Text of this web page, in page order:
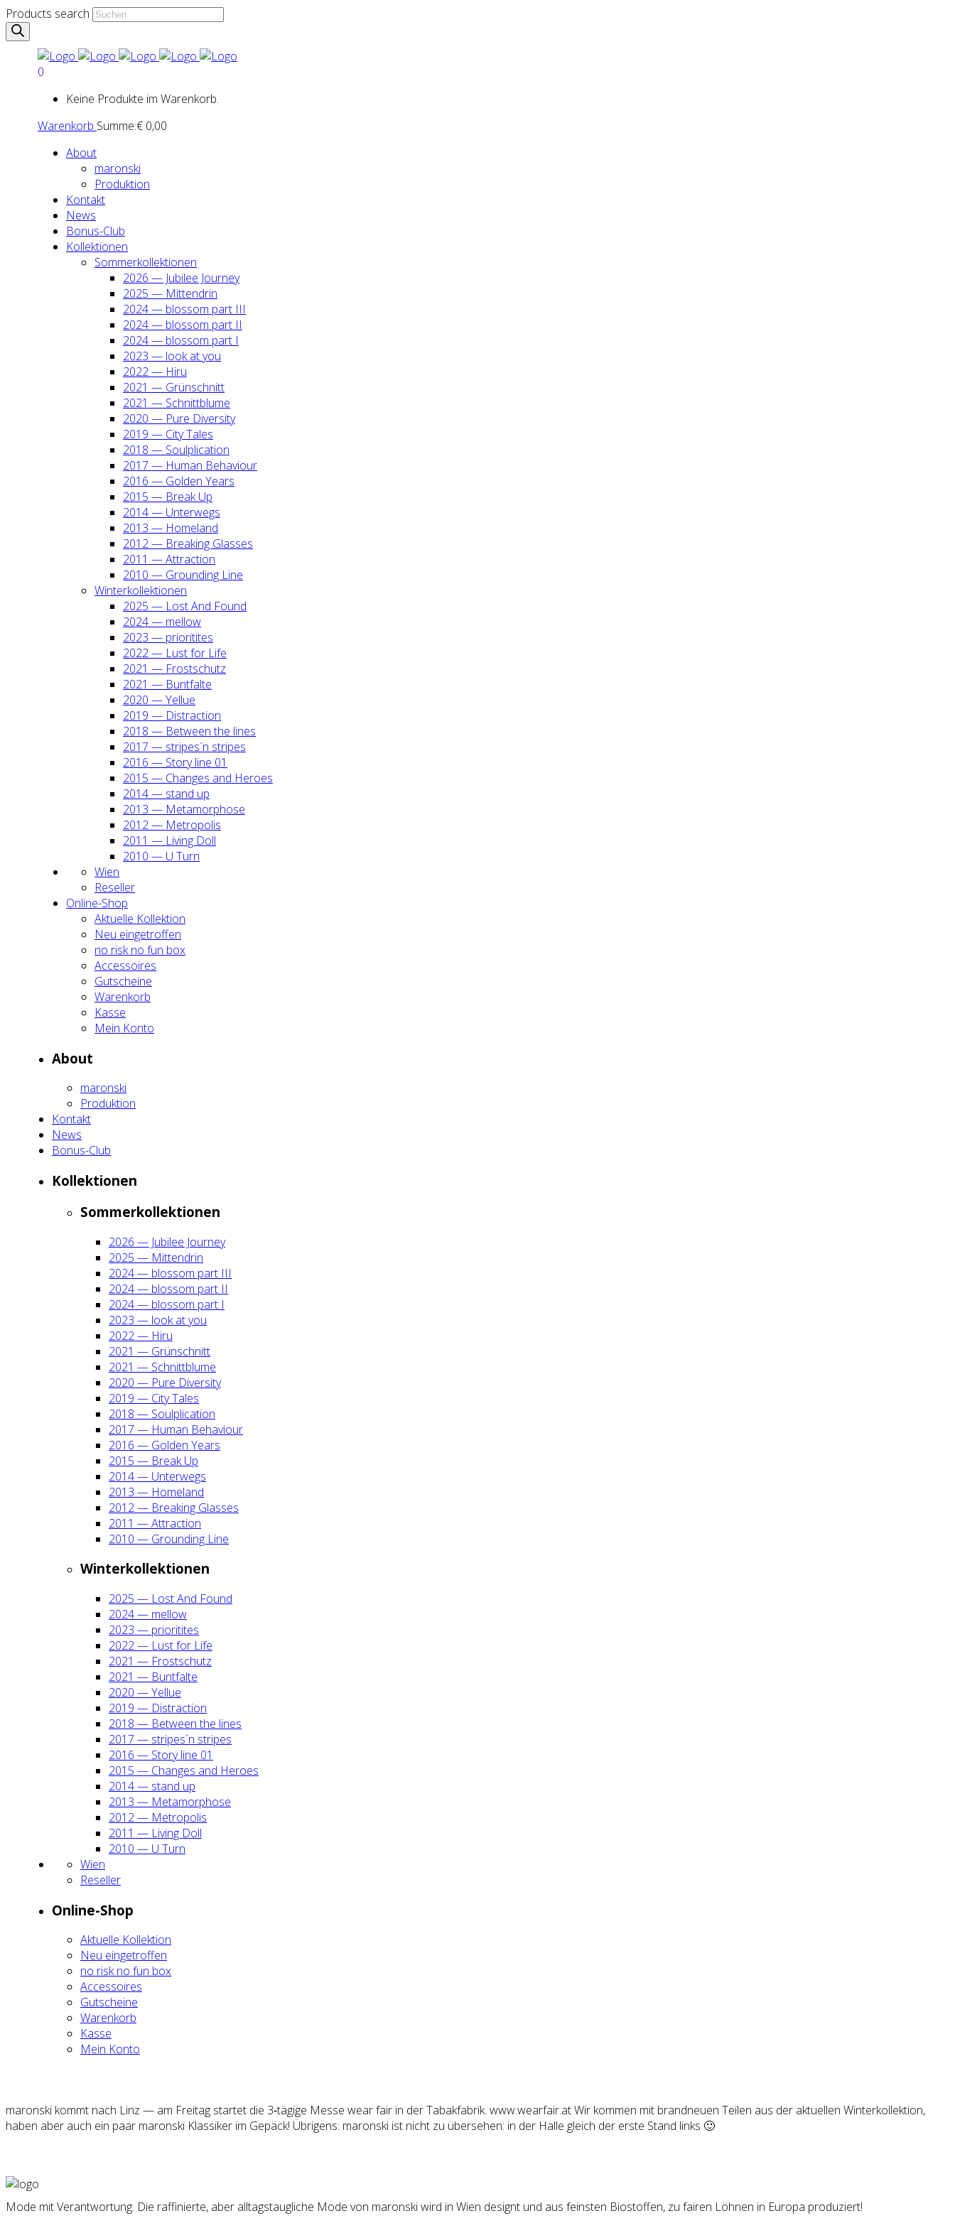
Products search
0
Keine Produkte im Warenkorb.
Warenkorb Summe:€ 0,00
About
maron­ski
Pro­duk­ti­on
Kon­takt
News
Bonus-Club
Kol­lek­tio­nen
Som­mer­kol­lek­tio­nen
2026 — Jubi­lee Jour­ney
2025 — Mit­ten­drin
2024 — blos­som part III
2024 — blos­som part II
2024 — blos­som part I
2023 — look at you
2022 — Hiru
2021 — Grün­schnitt
2021 — Schnitt­blu­me
2020 — Pure Diver­si­ty
2019 — City Tales
2018 — Soul­pli­ca­ti­on
2017 — Human Beha­viour
2016 — Gol­den Years
2015 — Break Up
2014 — Unter­wegs
2013 — Home­land
2012 — Brea­king Glas­ses
2011 — Attrac­tion
2010 — Groun­ding Line
Win­ter­kol­lek­tio­nen
2025 — Lost And Found
2024 — mel­low
2023 — prio­ri­ti­tes
2022 — Lust for Life
2021 — Frost­schutz
2021 — Bunt­fal­te
2020 — Yel­lue
2019 — Dis­trac­tion
2018 — Bet­ween the lines
2017 — stripes´n stripes
2016 — Sto­ry line 01
2015 — Chan­ges and Heroes
2014 — stand up
2013 — Meta­mor­pho­se
2012 — Metro­po­lis
2011 — Living Doll
2010 — U Turn
Wien
Resel­ler
Online-Shop
Aktu­el­le Kol­lek­ti­on
Neu ein­ge­trof­fen
no risk no fun box
Acces­soires
Gut­schei­ne
Waren­korb
Kas­se
Mein Kon­to
About
maron­ski
Pro­duk­ti­on
Kon­takt
News
Bonus-Club
Kol­lek­tio­nen
Som­mer­kol­lek­tio­nen
2026 — Jubi­lee Jour­ney
2025 — Mit­ten­drin
2024 — blos­som part III
2024 — blos­som part II
2024 — blos­som part I
2023 — look at you
2022 — Hiru
2021 — Grün­schnitt
2021 — Schnitt­blu­me
2020 — Pure Diver­si­ty
2019 — City Tales
2018 — Soul­pli­ca­ti­on
2017 — Human Beha­viour
2016 — Gol­den Years
2015 — Break Up
2014 — Unter­wegs
2013 — Home­land
2012 — Brea­king Glas­ses
2011 — Attrac­tion
2010 — Groun­ding Line
Win­ter­kol­lek­tio­nen
2025 — Lost And Found
2024 — mel­low
2023 — prio­ri­ti­tes
2022 — Lust for Life
2021 — Frost­schutz
2021 — Bunt­fal­te
2020 — Yel­lue
2019 — Dis­trac­tion
2018 — Bet­ween the lines
2017 — stripes´n stripes
2016 — Sto­ry line 01
2015 — Chan­ges and Heroes
2014 — stand up
2013 — Meta­mor­pho­se
2012 — Metro­po­lis
2011 — Living Doll
2010 — U Turn
Wien
Resel­ler
Online-Shop
Aktu­el­le Kol­lek­ti­on
Neu ein­ge­trof­fen
no risk no fun box
Acces­soires
Gut­schei­ne
Waren­korb
Kas­se
Mein Kon­to
maron­ski kommt nach Linz — am Frei­tag star­tet die 3‑tägige Mes­se wear fair in der Tabak­fa­brik. www.wearfair.at Wir kom­men mit brand­neu­en Tei­len aus der aktu­el­len Winter­kollektion,
haben aber auch ein paar maron­ski Klas­si­ker im Gepäck! Übri­gens: maron­ski ist nicht zu über­se­hen: in der Hal­le gleich der ers­te Stand links 🙂
Mode mit Verantwortung. Die raffinierte, aber alltagstaugliche Mode von maronski wird in Wien designt und aus feinsten Biostoffen, zu fairen Löhnen in Europa produziert!